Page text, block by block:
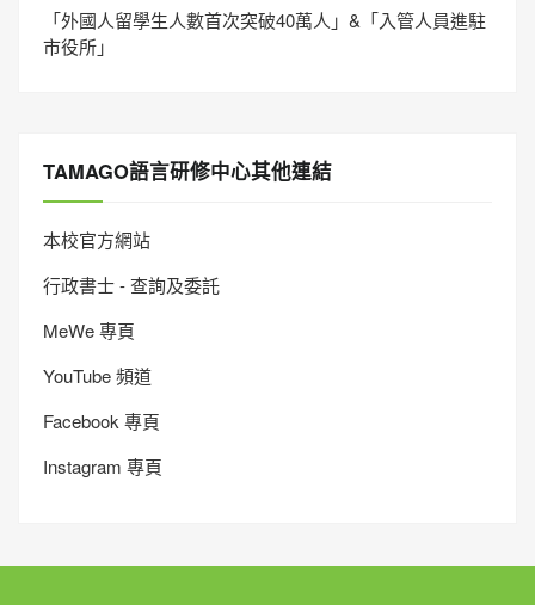
「外國人留學生人數首次突破40萬人」&「入管人員進駐
市役所」
TAMAGO語言研修中心其他連結
本校官方網站
行政書士 - 查詢及委託
MeWe 專頁
YouTube 頻道
Facebook 專頁
Instagram 專頁